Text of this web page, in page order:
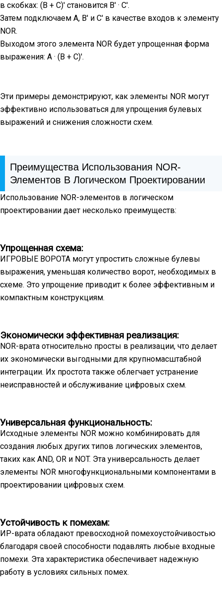
в скобках: (B + C)' становится B' · C'.
Затем подключаем A, B' и C' в качестве входов к элементу
NOR.
Выходом этого элемента NOR будет упрощенная форма
выражения: A · (B + C)'.
Эти примеры демонстрируют, как элементы NOR могут
эффективно использоваться для упрощения булевых
выражений и снижения сложности схем.
Преимущества Использования NOR-
Элементов В Логическом Проектировании
Использование NOR-элементов в логическом
проектировании дает несколько преимуществ:
Упрощенная схема:
ИГРОВЫЕ ВОРОТА могут упростить сложные булевы
выражения, уменьшая количество ворот, необходимых в
схеме. Это упрощение приводит к более эффективным и
компактным конструкциям.
Экономически эффективная реализация:
NOR-врата относительно просты в реализации, что делает
их экономически выгодными для крупномасштабной
интеграции. Их простота также облегчает устранение
неисправностей и обслуживание цифровых схем.
Универсальная функциональность:
Исходные элементы NOR можно комбинировать для
создания любых других типов логических элементов,
таких как AND, OR и NOT. Эта универсальность делает
элементы NOR многофункциональными компонентами в
проектировании цифровых схем.
Устойчивость к помехам:
ИР-врата обладают превосходной помехоустойчивостью
благодаря своей способности подавлять любые входные
помехи. Эта характеристика обеспечивает надежную
работу в условиях сильных помех.